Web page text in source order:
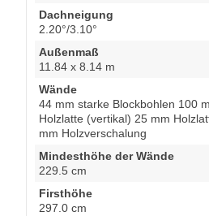
Dachneigung
2.20°/3.10°
Außenmaß
11.84 x 8.14 m
Wände
44 mm starke Blockbohlen 100
Holzlatte (vertikal) 25 mm
mm Holzverschalung
Mindesthöhe der Wände
229.5 cm
Firsthöhe
297.0 cm